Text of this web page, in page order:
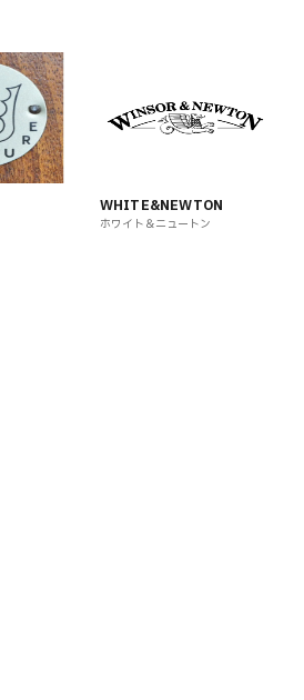
WHITE&NEWTON
ホワイト＆ニュートン